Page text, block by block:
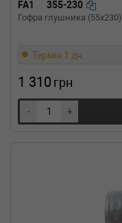
FA1 355-230
Гофра глушника (55x230)
Термін 1 дн.
1 310 грн
- +